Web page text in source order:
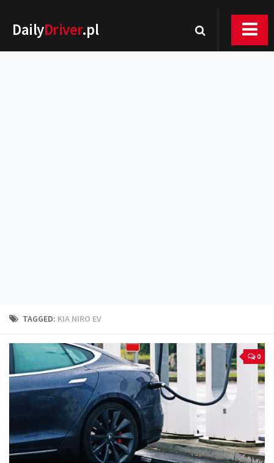
DailyDriver.pl
Technika jazdy
Kalkulatory
Przelicznik mocy
Auto z niemiec
Galerie
TAGGED: KIA NIRO EV
0